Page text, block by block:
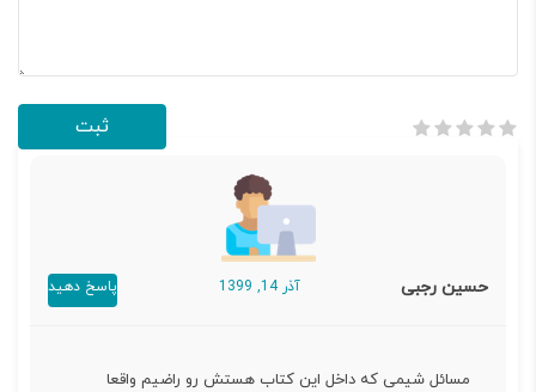
حسین رجبی آذر 14, 1399 پاسخ دهید
مسائل شیمی که داخل این کتاب هستش رو راضیم واقعا